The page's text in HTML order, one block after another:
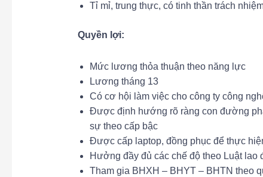
Tỉ mỉ, trung thực, có tinh thần trách
Quyền lợi:
Mức lương thỏa thuận theo năng lực
Lương tháng 13
Có cơ hội làm việc cho công ty công
Được định hướng rõ ràng con đường
sự theo cấp bậc
Được cấp laptop, đồng phục để thực
Hưởng đầy đủ các chế độ theo Luật
Tham gia BHXH – BHYT – BHTN theo